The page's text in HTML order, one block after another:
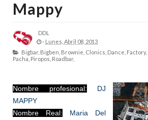
Mappy
DDL
- Lunes, Abril 08, 2013
Bigbar, Bigben, Brownie, Clonics, Dance, Factory,
Pacha, Piropos, Roadbar,
Nombre profesional:
DJ
MAPPY
Nombre Real:
Maria Del